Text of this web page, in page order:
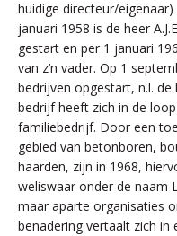
huidige directeur/
januari 1958 is de heer
gestart en per 1 januari
van z’n vader. Op 1
bedrijven opgestart, n.l. de
bedrijf heeft zich in de
familiebedrijf. Door een
gebied van betonboren,
haarden, zijn in 1968,
weliswaar onder de naam
maar aparte organisaties
benadering vertaalt zich in